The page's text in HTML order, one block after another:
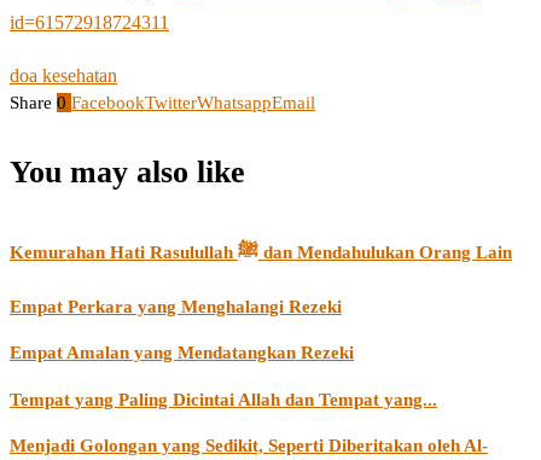
id=61572918724311
doa kesehatan
Share 0 FacebookTwitterWhatsappEmail
You may also like
Kemurahan Hati Rasulullah ﷺ dan Mendahulukan Orang Lain
Empat Perkara yang Menghalangi Rezeki
Empat Amalan yang Mendatangkan Rezeki
Tempat yang Paling Dicintai Allah dan Tempat yang...
Menjadi Golongan yang Sedikit, Seperti Diberitakan oleh Al-